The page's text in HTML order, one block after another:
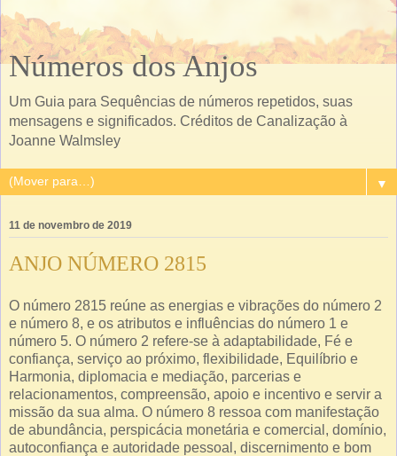
Números dos Anjos
Um Guia para Sequências de números repetidos, suas
mensagens e significados. Créditos de Canalização à
Joanne Walmsley
▼
11 de novembro de 2019
ANJO NÚMERO 2815
O número 2815 reúne as energias e vibrações do número 2
e número 8, e os atributos e influências do número 1 e
número 5. O número 2 refere-se à adaptabilidade, Fé e
confiança, serviço ao próximo, flexibilidade, Equilíbrio e
Harmonia, diplomacia e mediação, parcerias e
relacionamentos, compreensão, apoio e incentivo e servir a
missão da sua alma. O número 8 ressoa com manifestação
de abundância, perspicácia monetária e comercial, domínio,
autoconfiança e autoridade pessoal, discernimento e bom